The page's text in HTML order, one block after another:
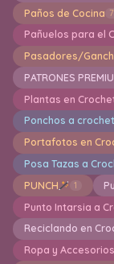
Paños de Cocina
Pañuelos para el
Pasadores/
PATRONES
Plantas en
Ponchos a crochet
Portafotos en
Posa Tazas a
PUNCH 1
Punto Intarsia a
Reciclando en
Ropa y